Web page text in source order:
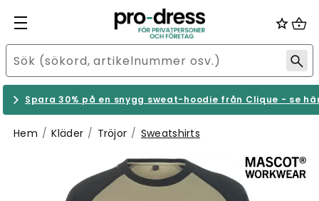
Spara 30% på en snygg sweat-hoodie från Clique - se
Hem Kläder Tröjor Sweatshirts